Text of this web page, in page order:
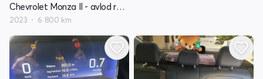
Chevrolet Monza II - avlod restyling
2023 6 800 km